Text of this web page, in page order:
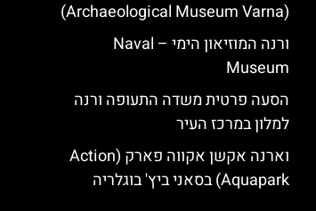
(Archaeological Museum Varna)
ורנה המוזיאון הימי – Naval
Museum
הסעה פרטית משדה התעופה ורנה
למלון במרכז העיר
וארנה אקשן אקווה פארק (Action
Aquapark) בסאני ביץ' בוגלריה